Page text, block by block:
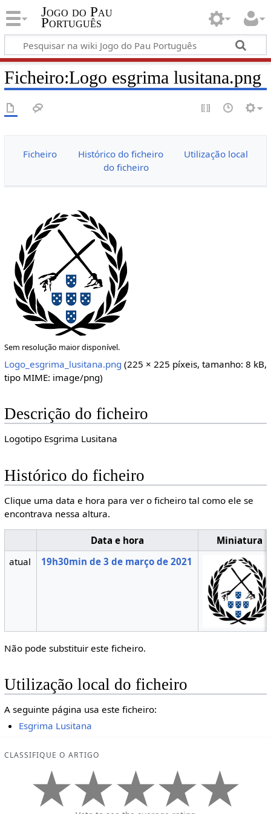
Jogo do Pau
Português
Ficheiro:Logo esgrima lusitana.png
Ficheiro Histórico do ficheiro
Utilização local
do ficheiro
Sem resolução maior disponível.
Logo_esgrima_lusitana.png (225 × 225 píxeis, tamanho: 8 kB,
tipo MIME: image/png)
Descrição do ficheiro
Logotipo Esgrima Lusitana
Histórico do ficheiro
Clique uma data e hora para ver o ficheiro tal como ele se
encontrava nessa altura.
Data e hora
Miniatura
atual
19h30min de 3 de março de 2021
Não pode substituir este ficheiro.
Utilização local do ficheiro
A seguinte página usa este ficheiro:
Esgrima Lusitana
CLASSIFIQUE O ARTIGO